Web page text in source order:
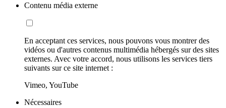
Contenu média externe
En acceptant ces services, nous pouvons vous montrer des
vidéos ou d'autres contenus multimédia hébergés sur des sites
externes. Avec votre accord, nous utilisons les services tiers
suivants sur ce site internet :
Vimeo, YouTube
Nécessaires